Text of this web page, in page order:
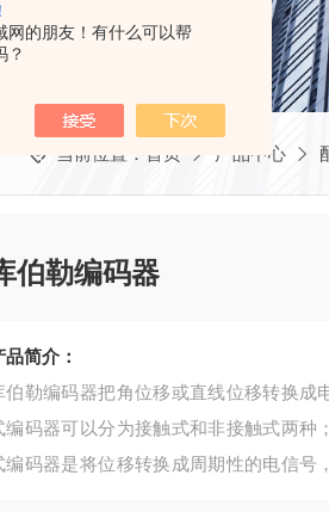
网的朋友！有什么可以帮
？
当前位置： 首页 产品中心
伯勒编码器
品简介：
伯勒编码器把角位移或直线位移转换
编码器可以分为接触式和非接触式两种
编码器是将位移转换成周期性的电信号